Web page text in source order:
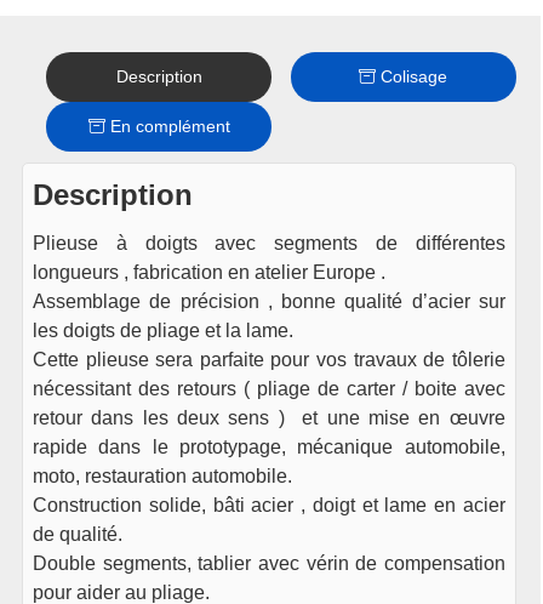
Description Colisage
En complément
Description
Plieuse à doigts avec segments de différentes
longueurs , fabrication en atelier Europe .
Assemblage de précision , bonne qualité d’acier sur
les doigts de pliage et la lame.
Cette plieuse sera parfaite pour vos travaux de tôlerie
nécessitant des retours ( pliage de carter / boite avec
retour dans les deux sens ) et une mise en œuvre
rapide dans le prototypage, mécanique automobile,
moto, restauration automobile.
Construction solide, bâti acier , doigt et lame en acier
de qualité.
Double segments, tablier avec vérin de compensation
pour aider au pliage.